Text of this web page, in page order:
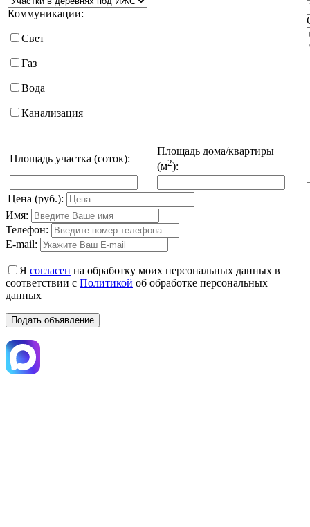
Коммуникации:
Свет
Газ
Вода
Канализация
Площадь участка (соток):
Площадь дома/квартиры
(м2):
Цена (руб.):
Имя:
Телефон:
E-mail:
Я согласен на обработку моих персональных данных в
соответствии с Политикой об обработке персональных
данных